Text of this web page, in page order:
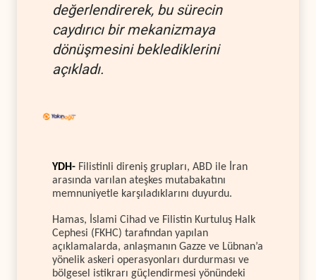
değerlendirerek, bu sürecin
caydırıcı bir mekanizmaya
dönüşmesini beklediklerini
açıkladı.
YDH- Filistinli direniş grupları, ABD ile İran
arasında varılan ateşkes mutabakatını
memnuniyetle karşıladıklarını duyurdu.
Hamas, İslami Cihad ve Filistin Kurtuluş Halk
Cephesi (FKHC) tarafından yapılan
açıklamalarda, anlaşmanın Gazze ve Lübnan’a
yönelik askeri operasyonları durdurması ve
bölgesel istikrarı güçlendirmesi yönündeki